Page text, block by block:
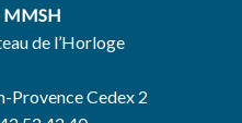
MMSH
de l’Horloge
Provence Cedex 2